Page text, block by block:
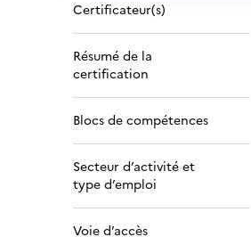
Certificateur(s)
Résumé de la
certification
Blocs de compétences
Secteur d’activité et
type d’emploi
Voie d’accès